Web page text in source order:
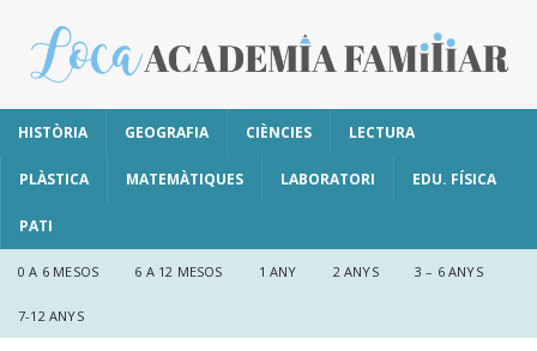
HISTÒRIA GEOGRAFIA CIÈNCIES LECTURA
PLÀSTICA MATEMÀTIQUES LABORATORI EDU. FÍSICA
PATI
0 A 6 MESOS 6 A 12 MESOS 1 ANY 2 ANYS 3 – 6 ANYS
7-12 ANYS